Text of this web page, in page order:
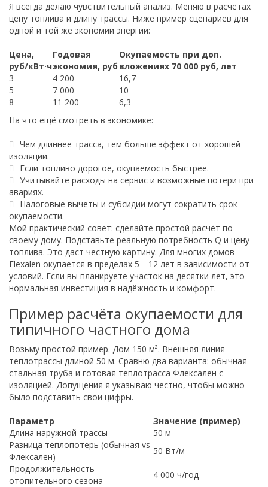
Я всегда делаю чувствительный анализ. Меняю в расчётах
цену топлива и длину трассы. Ниже пример сценариев для
одной и той же экономии энергии:
Цена,
руб/кВт·ч
Годовая
экономия, руб
Окупаемость при доп.
вложениях 70 000 руб, лет
3
4 200
16,7
5
7 000
10
8
11 200
6,3
На что ещё смотреть в экономике:
Чем длиннее трасса, тем больше эффект от хорошей
изоляции.
Если топливо дорогое, окупаемость быстрее.
Учитывайте расходы на сервис и возможные потери при
авариях.
Налоговые вычеты и субсидии могут сократить срок
окупаемости.
Мой практический совет: сделайте простой расчёт по
своему дому. Подставьте реальную потребность Q и цену
топлива. Это даст честную картину. Для многих домов
Flexalen окупается в пределах 5—12 лет в зависимости от
условий. Если вы планируете участок на десятки лет, это
нормальная инвестиция в надёжность и комфорт.
Пример расчёта окупаемости для
типичного частного дома
Возьму простой пример. Дом 150 м². Внешняя линия
теплотрассы длиной 50 м. Сравню два варианта: обычная
стальная труба и готовая теплотрасса Флексален с
изоляцией. Допущения я указываю честно, чтобы можно
было подставить свои цифры.
Параметр
Значение (пример)
Длина наружной трассы
50 м
Разница теплопотерь (обычная vs
Флексален)
50 Вт/м
Продолжительность
отопительного сезона
4 000 ч/год